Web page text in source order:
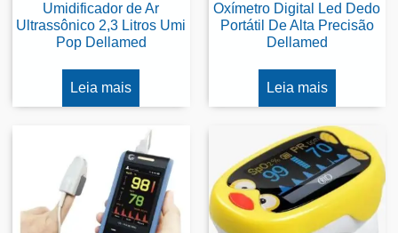
Umidificador de Ar
Ultrassônico 2,3 Litros Umi
Pop Dellamed
Leia mais
Oxímetro Digital Led Dedo
Portátil De Alta Precisão
Dellamed
Leia mais